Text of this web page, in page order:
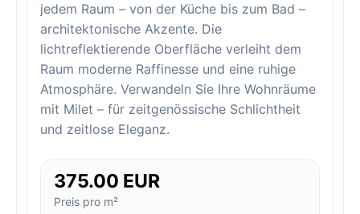
jedem Raum – von der Küche bis zum Bad –
architektonische Akzente. Die
lichtreflektierende Oberfläche verleiht dem
Raum moderne Raffinesse und eine ruhige
Atmosphäre. Verwandeln Sie Ihre Wohnräume
mit Milet – für zeitgenössische Schlichtheit
und zeitlose Eleganz.
375.00 EUR
Preis pro m²